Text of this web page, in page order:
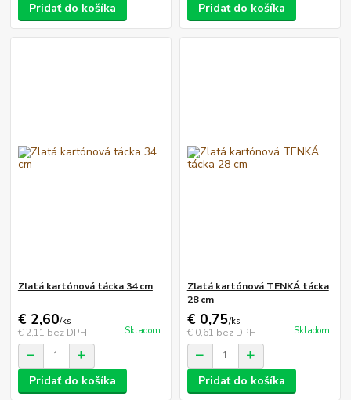
Pridať do košíka Pridať do košíka
Zlatá kartónová tácka 34 cm
€ 2,60/ks
€ 2,11 bez DPH Skladom
Pridať do košíka
Zlatá kartónová TENKÁ tácka
28 cm
€ 0,75/ks
€ 0,61 bez DPH Skladom
Pridať do košíka